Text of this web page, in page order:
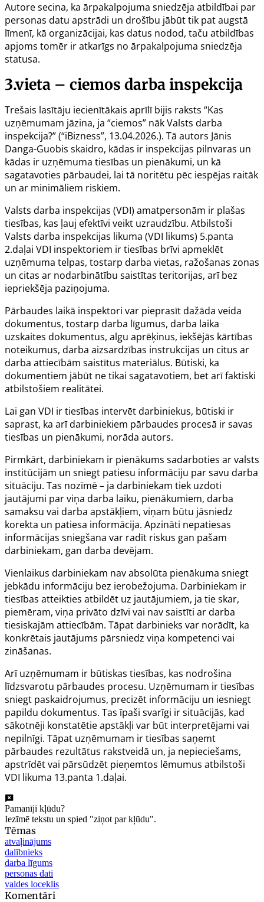
Autore secina, ka ārpakalpojuma sniedzēja atbildībai par
personas datu apstrādi un drošību jābūt tik pat augstā
līmenī, kā organizācijai, kas datus nodod, taču atbildības
apjoms tomēr ir atkarīgs no ārpakalpojuma sniedzēja
statusa.
3.vieta – ciemos darba inspekcija
Trešais lasītāju iecienītākais aprīlī bijis raksts “Kas
uzņēmumam jāzina, ja “ciemos” nāk Valsts darba
inspekcija?” (“iBizness”, 13.04.2026.). Tā autors Jānis
Danga-Guobis skaidro, kādas ir inspekcijas pilnvaras un
kādas ir uzņēmuma tiesības un pienākumi, un kā
sagatavoties pārbaudei, lai tā noritētu pēc iespējas raitāk
un ar minimāliem riskiem.
Valsts darba inspekcijas (VDI) amatpersonām ir plašas
tiesības, kas ļauj efektīvi veikt uzraudzību. Atbilstoši
Valsts darba inspekcijas likuma (VDI likums) 5.panta
2.daļai VDI inspektoriem ir tiesības brīvi apmeklēt
uzņēmuma telpas, tostarp darba vietas, ražošanas zonas
un citas ar nodarbinātību saistītas teritorijas, arī bez
iepriekšēja paziņojuma.
Pārbaudes laikā inspektori var pieprasīt dažāda veida
dokumentus, tostarp darba līgumus, darba laika
uzskaites dokumentus, algu aprēķinus, iekšējās kārtības
noteikumus, darba aizsardzības instrukcijas un citus ar
darba attiecībām saistītus materiālus. Būtiski, ka
dokumentiem jābūt ne tikai sagatavotiem, bet arī faktiski
atbilstošiem realitātei.
Lai gan VDI ir tiesības intervēt darbiniekus, būtiski ir
saprast, ka arī darbiniekiem pārbaudes procesā ir savas
tiesības un pienākumi, norāda autors.
Pirmkārt, darbiniekam ir pienākums sadarboties ar valsts
institūcijām un sniegt patiesu informāciju par savu darba
situāciju. Tas nozīmē – ja darbiniekam tiek uzdoti
jautājumi par viņa darba laiku, pienākumiem, darba
samaksu vai darba apstākļiem, viņam būtu jāsniedz
korekta un patiesa informācija. Apzināti nepatiesas
informācijas sniegšana var radīt riskus gan pašam
darbiniekam, gan darba devējam.
Vienlaikus darbiniekam nav absolūta pienākuma sniegt
jebkādu informāciju bez ierobežojuma. Darbiniekam ir
tiesības atteikties atbildēt uz jautājumiem, ja tie skar,
piemēram, viņa privāto dzīvi vai nav saistīti ar darba
tiesiskajām attiecībām. Tāpat darbinieks var norādīt, ka
konkrētais jautājums pārsniedz viņa kompetenci vai
zināšanas.
Arī uzņēmumam ir būtiskas tiesības, kas nodrošina
līdzsvarotu pārbaudes procesu. Uzņēmumam ir tiesības
sniegt paskaidrojumus, precizēt informāciju un iesniegt
papildu dokumentus. Tas īpaši svarīgi ir situācijās, kad
sākotnēji konstatētie apstākļi var būt interpretējami vai
nepilnīgi. Tāpat uzņēmumam ir tiesības saņemt
pārbaudes rezultātus rakstveidā un, ja nepieciešams,
apstrīdēt vai pārsūdzēt pieņemtos lēmumus atbilstoši
VDI likuma 13.panta 1.daļai.
Pamanīji kļūdu?
Iezīmē tekstu un spied "ziņot par kļūdu".
Tēmas
atvaļinājums
dalībnieks
darba līgums
personas dati
valdes loceklis
Komentāri